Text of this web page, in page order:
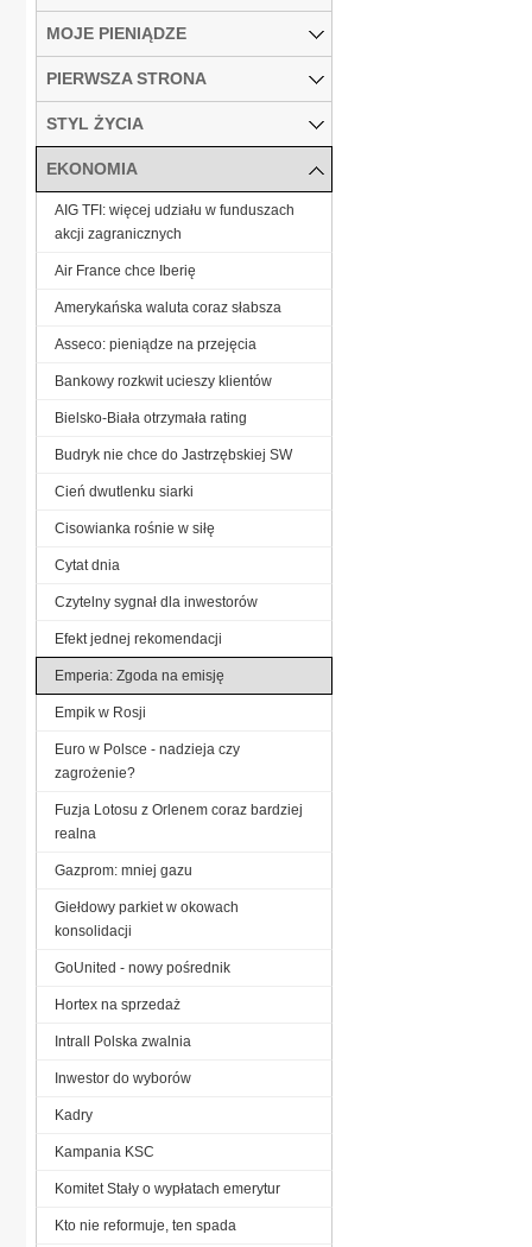
MOJE PIENIĄDZE
PIERWSZA STRONA
STYL ŻYCIA
EKONOMIA
AIG TFI: więcej udziału w funduszach
akcji zagranicznych
Air France chce Iberię
Amerykańska waluta coraz słabsza
Asseco: pieniądze na przejęcia
Bankowy rozkwit ucieszy klientów
Bielsko-Biała otrzymała rating
Budryk nie chce do Jastrzębskiej SW
Cień dwutlenku siarki
Cisowianka rośnie w siłę
Cytat dnia
Czytelny sygnał dla inwestorów
Efekt jednej rekomendacji
Emperia: Zgoda na emisję
Empik w Rosji
Euro w Polsce - nadzieja czy
zagrożenie?
Fuzja Lotosu z Orlenem coraz bardziej
realna
Gazprom: mniej gazu
Giełdowy parkiet w okowach
konsolidacji
GoUnited - nowy pośrednik
Hortex na sprzedaż
Intrall Polska zwalnia
Inwestor do wyborów
Kadry
Kampania KSC
Komitet Stały o wypłatach emerytur
Kto nie reformuje, ten spada